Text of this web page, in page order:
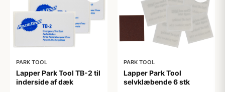
PARK TOOL
Lapper Park Tool TB-2 til
inderside af dæk
PARK TOOL
Lapper Park Tool
selvklæbende 6 stk